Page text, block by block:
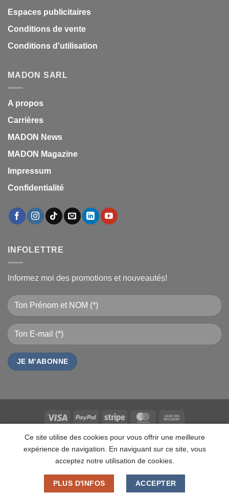
Espaces publicitaires
Conditions de vente
Conditions d'utilisation
MADON SARL
A propos
Carrières
MADON News
MADON Magazine
Impressum
Confidentialité
INFOLETTRE
Informez moi des promotions et nouveautés!
Visa PayPal Stripe MasterCard
Delivery
QUI SOMMES NOUS CONTACT FAQ CAREERS
MARQUES
EN PROMO
ANALYTICS
MDN-SUITE-VENDEURS
IMPRESSION PERSONNALISÉE
MON-TSHIRT
FÊTE DES MÈRES 31 MAI 2026 CAMEROUN
Copyright 2026 © MADON DEV
Ce site utilise des cookies pour vous offrir une meilleure
expérience de navigation. En naviguant sur ce site, vous
acceptez notre utilisation de cookies.
PLUS D'INFOS ACCEPTER